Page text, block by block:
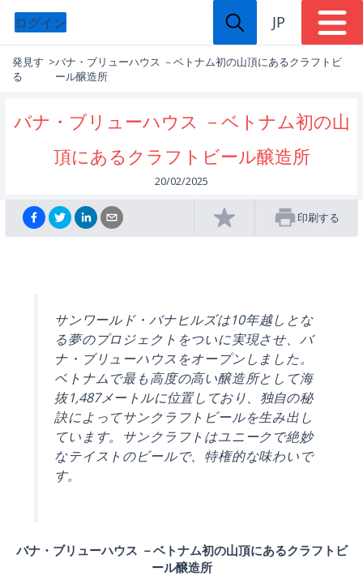
ログイン JP
発見す
る
>バナ・ブリューハウス －ベトナム初の山頂にあるクラフトビ
ール醸造所
バナ・ブリューハウス －ベトナム初の山
頂にあるクラフトビール醸造所
20/02/2025
印刷する
サンワールド・バナヒルズは10年越しとな
る夢のプロジェクトをついに実現させ、バ
ナ・ブリューハウスをオープンしました。
ベトナムで最も高度の高い醸造所として海
抜1,487メートルに位置しており、独自の秘
訣によってサンクラフトビールを生み出し
ています。サンクラフトはユニークで絶妙
なテイストのビールで、特権的な味わいで
す。
バナ・ブリューハウス －ベトナム初の山頂にあるクラフトビ
ール醸造所